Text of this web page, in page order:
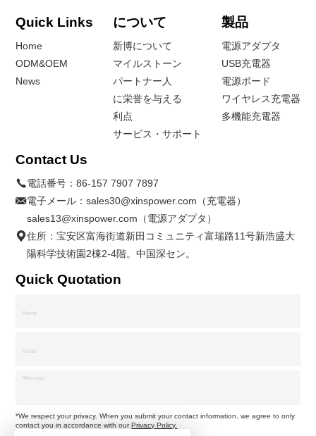
Quick Links
Home
ODM&OEM
News
について
新博について
マイルストーン
パートナー人
に栄誉を与える
利点
サービス・サポート
製品
電源アダプタ
USB充電器
電源ボード
ワイヤレス充電器
多機能充電器
Contact Us
電話番号：86-157 7907 7897
電子メール：sales30@xinspower.com（充電器）
sales13@xinspower.com（電源アダプタ）
住所：宝安区富海街道新田コミュニティ富瑞路11号新浩盛大
陽科学技術園2棟2-4階。中国深セン。
Quick Quotation
*We respect your privacy. When you submit your contact information, we agree to only
contact you in accordance with ourPrivacy Policy.